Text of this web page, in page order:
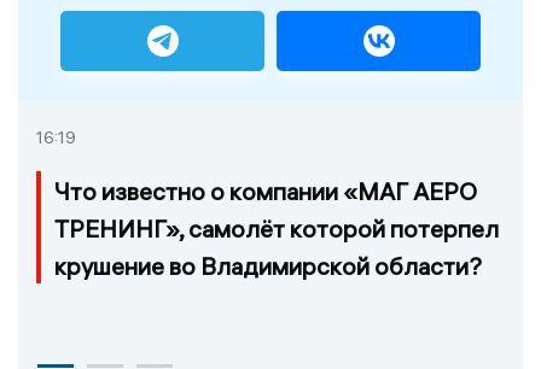
16:19
Что известно о компании «МАГ АЕРО
ТРЕНИНГ», самолёт которой потерпел
крушение во Владимирской области?